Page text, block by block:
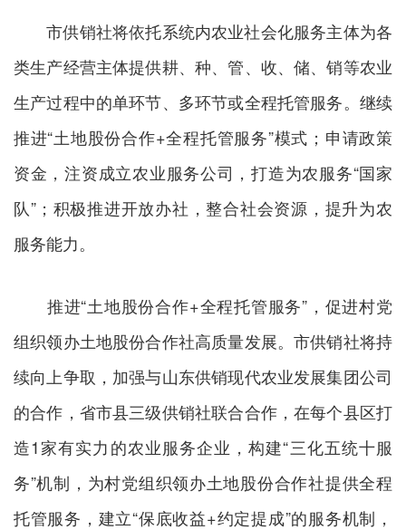
市供销社将依托系统内农业社会化服务主体为各
类生产经营主体提供耕、种、管、收、储、销等农业
生产过程中的单环节、多环节或全程托管服务。继续
推进“土地股份合作+全程托管服务”模式；申请政策
资金，注资成立农业服务公司，打造为农服务“国家
队”；积极推进开放办社，整合社会资源，提升为农
服务能力。
推进“土地股份合作+全程托管服务”，促进村党
组织领办土地股份合作社高质量发展。市供销社将持
续向上争取，加强与山东供销现代农业发展集团公司
的合作，省市县三级供销社联合合作，在每个县区打
造1家有实力的农业服务企业，构建“三化五统十服
务”机制，为村党组织领办土地股份合作社提供全程
托管服务，建立“保底收益+约定提成”的服务机制，